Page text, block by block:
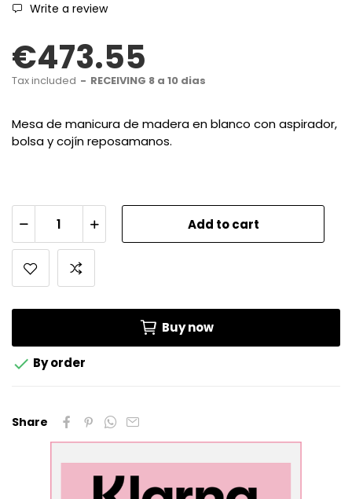
Write a review
€473.55
Tax included RECEIVING 8 a 10 dias
Mesa de manicura de madera en blanco con aspirador,
bolsa y cojín reposamanos.
Add to cart
Buy now
 By order
Share